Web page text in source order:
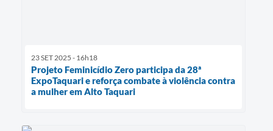
23 SET 2025 - 16h18
Projeto Feminicídio Zero participa da 28ª
ExpoTaquari e reforça combate à violência contra
a mulher em Alto Taquari